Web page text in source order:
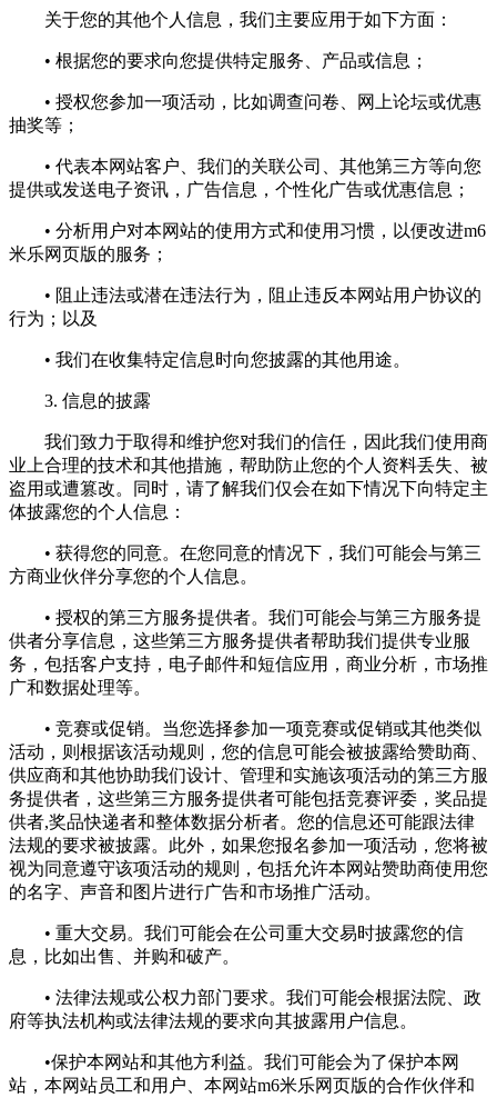
关于您的其他个人信息，我们主要应用于如下方面：
• 根据您的要求向您提供特定服务、产品或信息；
• 授权您参加一项活动，比如调查问卷、网上论坛或优惠
抽奖等；
• 代表本网站客户、我们的关联公司、其他第三方等向您
提供或发送电子资讯，广告信息，个性化广告或优惠信息；
• 分析用户对本网站的使用方式和使用习惯，以便改进m6
米乐网页版的服务；
• 阻止违法或潜在违法行为，阻止违反本网站用户协议的
行为；以及
• 我们在收集特定信息时向您披露的其他用途。
3. 信息的披露
我们致力于取得和维护您对我们的信任，因此我们使用商
业上合理的技术和其他措施，帮助防止您的个人资料丢失、被
盗用或遭篡改。同时，请了解我们仅会在如下情况下向特定主
体披露您的个人信息：
• 获得您的同意。在您同意的情况下，我们可能会与第三
方商业伙伴分享您的个人信息。
• 授权的第三方服务提供者。我们可能会与第三方服务提
供者分享信息，这些第三方服务提供者帮助我们提供专业服
务，包括客户支持，电子邮件和短信应用，商业分析，市场推
广和数据处理等。
• 竞赛或促销。当您选择参加一项竞赛或促销或其他类似
活动，则根据该活动规则，您的信息可能会被披露给赞助商、
供应商和其他协助我们设计、管理和实施该项活动的第三方服
务提供者，这些第三方服务提供者可能包括竞赛评委，奖品提
供者,奖品快递者和整体数据分析者。您的信息还可能跟法律
法规的要求被披露。此外，如果您报名参加一项活动，您将被
视为同意遵守该项活动的规则，包括允许本网站赞助商使用您
的名字、声音和图片进行广告和市场推广活动。
• 重大交易。我们可能会在公司重大交易时披露您的信
息，比如出售、并购和破产。
• 法律法规或公权力部门要求。我们可能会根据法院、政
府等执法机构或法律法规的要求向其披露用户信息。
•保护本网站和其他方利益。我们可能会为了保护本网
站，本网站员工和用户、本网站m6米乐网页版的合作伙伴和